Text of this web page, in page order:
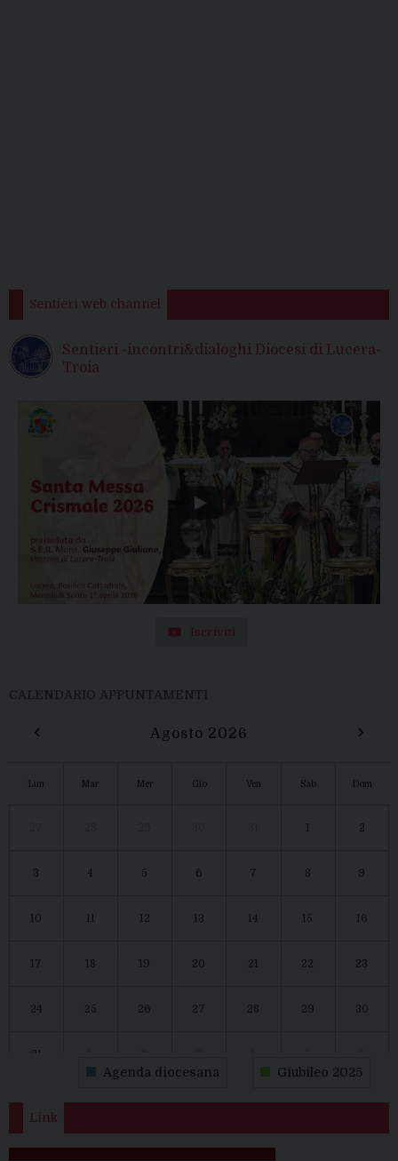
Sentieri web channel
Sentieri -incontri&dialoghi Diocesi di Lucera-
Troia
Iscriviti
CALENDARIO APPUNTAMENTI
‹ Agosto 2026 ›
Lun Mar Mer Gio Ven Sab Dom
1 2
3 4 5 6 7 8 9
10 11 12 13 14 15 16
17 18 19 20 21 22 23
24 25 26 27 28 29 30
31
Agenda diocesana Giubileo 2025
Link